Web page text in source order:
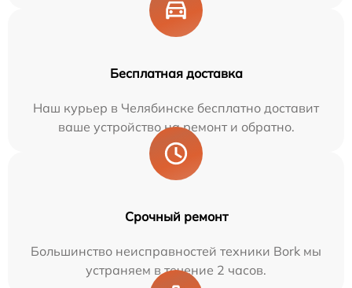
Бесплатная доставка
Наш курьер в Челябинске бесплатно доставит
ваше устройство на ремонт и обратно.
Срочный ремонт
Большинство неисправностей техники Bork мы
устраняем в течение 2 часов.